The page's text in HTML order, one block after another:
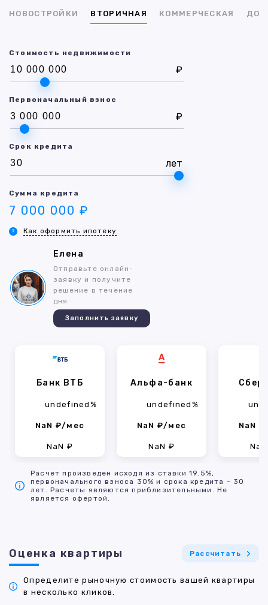
НОВОСТРОЙКИ ВТОРИЧНАЯ КОММЕРЧЕСКАЯ ДОМ
Стоимость недвижимости
₽
Первоначальный взнос
₽
Срок кредита
лет
Сумма кредита
7 000 000 ₽
Как оформить ипотеку
Елена
Отправьте онлайн-
заявку и получите
решение в течение
дня
Заполнить заявку
Банк ВТБ
undefined%
NaN ₽/мес
NaN ₽
Альфа-банк
undefined%
NaN ₽/мес
NaN ₽
NaN
Расчет произведен исходя из ставки 19.5%,
первоначального взноса 30% и срока кредита - 30
лет. Расчеты являются приблизительными. Не
является офертой.
Оценка квартиры Рассчитать
Определите рыночную стоимость вашей квартиры
в несколько кликов.